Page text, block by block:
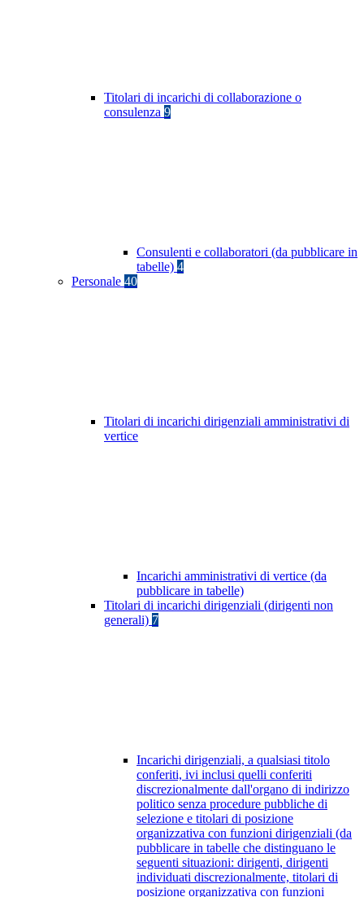
Titolari di incarichi di collaborazione o
consulenza 9
Consulenti e collaboratori (da pubblicare in
tabelle) 4
Personale 40
Titolari di incarichi dirigenziali amministrativi di
vertice
Incarichi amministrativi di vertice (da
pubblicare in tabelle)
Titolari di incarichi dirigenziali (dirigenti non
generali) 7
Incarichi dirigenziali, a qualsiasi titolo
conferiti, ivi inclusi quelli conferiti
discrezionalmente dall'organo di indirizzo
politico senza procedure pubbliche di
selezione e titolari di posizione
organizzativa con funzioni dirigenziali (da
pubblicare in tabelle che distinguano le
seguenti situazioni: dirigenti, dirigenti
individuati discrezionalmente, titolari di
posizione organizzativa con funzioni